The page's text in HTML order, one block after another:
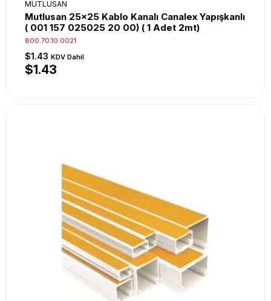
MUTLUSAN
Mutlusan 25x25 Kablo Kanalı Canalex Yapışkanlı
( 001 157 025025 20 00) ( 1 Adet 2mt)
800.70.10.0021
$1.43 KDV Dahil
$1.43